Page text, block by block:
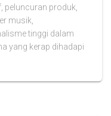
peluncuran produk,
musik,
tinggi dalam
yang kerap dihadapi